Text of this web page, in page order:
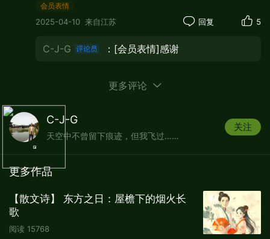
夜幕里星辰轻轻低语，
我以笔为舟驶向浩瀚星河。
影子在时光里悄悄拉长。
思念早已填满心间的空旷。
会员表情
2025-04-10 来自江苏 回复 5
C-J-G ：[会员表情]感谢
更多评论
C-J-G
天空中不曾留下痕迹，但我飞过……
关注
更多作品
【散文诗】 东方之日：屋檐下的烟火长
歌
阅读 15768